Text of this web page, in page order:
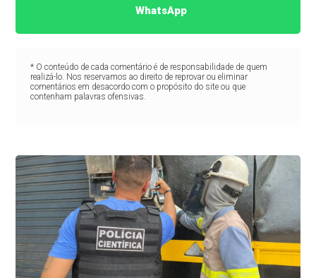
WhatsApp
* O conteúdo de cada comentário é de responsabilidade de quem
realizá-lo. Nos reservamos ao direito de reprovar ou eliminar
comentários em desacordo com o propósito do site ou que
contenham palavras ofensivas.